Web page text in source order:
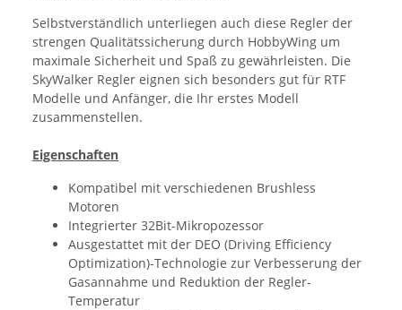
Selbstverständlich unterliegen auch diese Regler der
strengen Qualitätssicherung durch HobbyWing um
maximale Sicherheit und Spaß zu gewährleisten. Die
SkyWalker Regler eignen sich besonders gut für RTF
Modelle und Anfänger, die Ihr erstes Modell
zusammenstellen.
Eigenschaften
Kompatibel mit verschiedenen Brushless
Motoren
Integrierter 32Bit-Mikropozessor
Ausgestattet mit der DEO (Driving Efficiency
Optimization)-Technologie zur Verbesserung der
Gasannahme und Reduktion der Regler-
Temperatur